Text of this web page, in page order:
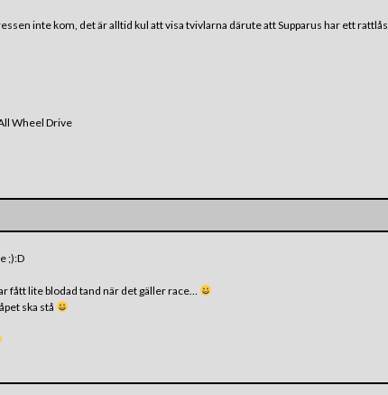
inte kom, det är alltid kul att visa tvivlarna därute att Supparus har ett rattlås.
Wheel Drive
;):D
fått lite blodad tand när det gäller race…
ska stå